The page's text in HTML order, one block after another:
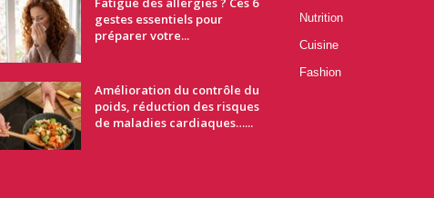
gestes essentiels pour
préparer votre...
Amélioration du contrôle du
poids, réduction des risques
de maladies cardiaques…...
Nutrition
Cuisine
Fashion